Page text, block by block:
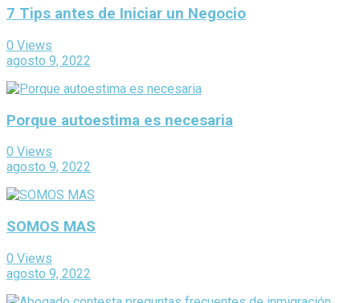
7 Tips antes de Iniciar un Negocio
0 Views
agosto 9, 2022
Porque autoestima es necesaria
0 Views
agosto 9, 2022
SOMOS MAS
0 Views
agosto 9, 2022